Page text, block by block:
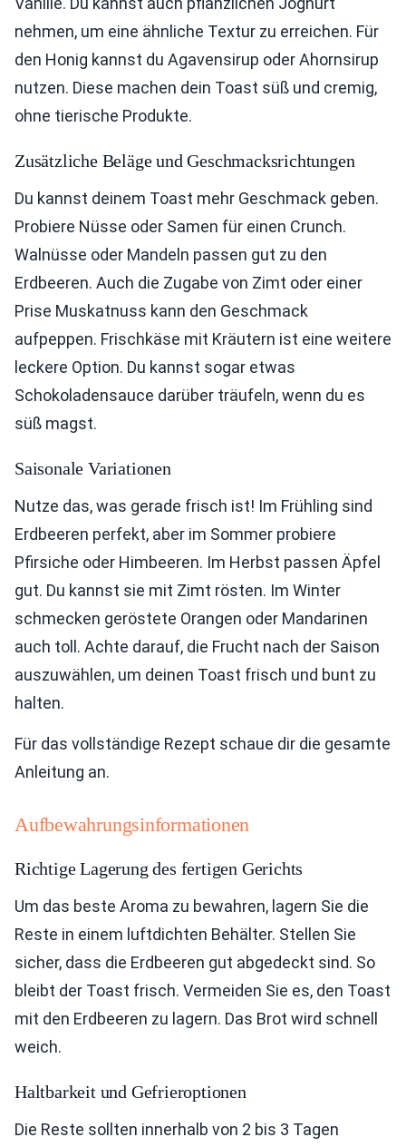
nehmen, um eine ähnliche Textur zu erreichen. Für
den Honig kannst du Agavensirup oder Ahornsirup
nutzen. Diese machen dein Toast süß und cremig,
ohne tierische Produkte.
Zusätzliche Beläge und Geschmacksrichtungen
Du kannst deinem Toast mehr Geschmack geben.
Probiere Nüsse oder Samen für einen Crunch.
Walnüsse oder Mandeln passen gut zu den
Erdbeeren. Auch die Zugabe von Zimt oder einer
Prise Muskatnuss kann den Geschmack
aufpeppen. Frischkäse mit Kräutern ist eine weitere
leckere Option. Du kannst sogar etwas
Schokoladensauce darüber träufeln, wenn du es
süß magst.
Saisonale Variationen
Nutze das, was gerade frisch ist! Im Frühling sind
Erdbeeren perfekt, aber im Sommer probiere
Pfirsiche oder Himbeeren. Im Herbst passen Äpfel
gut. Du kannst sie mit Zimt rösten. Im Winter
schmecken geröstete Orangen oder Mandarinen
auch toll. Achte darauf, die Frucht nach der Saison
auszuwählen, um deinen Toast frisch und bunt zu
halten.
Für das vollständige Rezept schaue dir die gesamte
Anleitung an.
Aufbewahrungsinformationen
Richtige Lagerung des fertigen Gerichts
Um das beste Aroma zu bewahren, lagern Sie die
Reste in einem luftdichten Behälter. Stellen Sie
sicher, dass die Erdbeeren gut abgedeckt sind. So
bleibt der Toast frisch. Vermeiden Sie es, den Toast
mit den Erdbeeren zu lagern. Das Brot wird schnell
weich.
Haltbarkeit und Gefrieroptionen
Die Reste sollten innerhalb von 2 bis 3 Tagen